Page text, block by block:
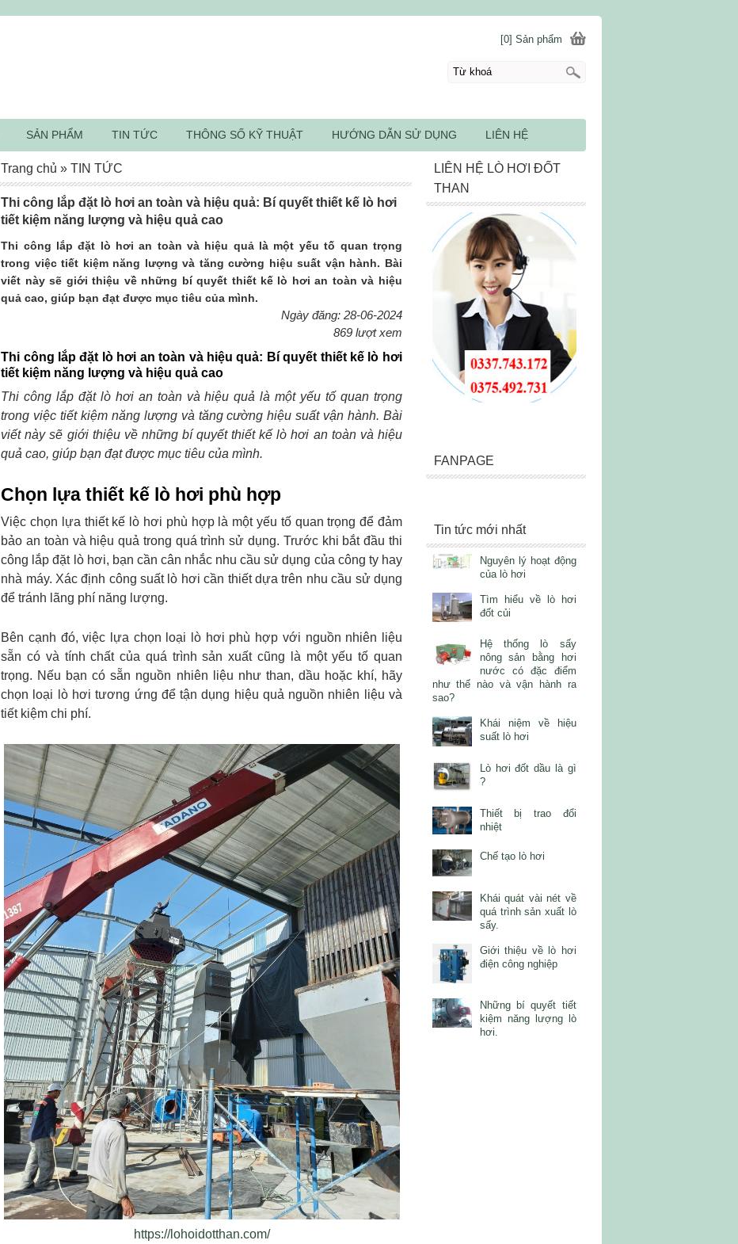
Thi công lắp đặt lò hơi an toàn và hiệu quả: Bí quyết thiết kế lò hơi
tiết kiệm năng lượng và hiệu quả cao
Thi công lắp đặt lò hơi an toàn và hiệu quả là một yếu tố quan trọng
trong việc tiết kiệm năng lượng và tăng cường hiệu suất vận hành. Bài
viết này sẽ giới thiệu về những bí quyết thiết kế lò hơi an toàn và hiệu
quả cao, giúp bạn đạt được mục tiêu của mình.
Ngày đăng: 28-06-2024
869 lượt xem
Thi công lắp đặt lò hơi an toàn và hiệu quả: Bí quyết thiết kế lò hơi
tiết kiệm năng lượng và hiệu quả cao
Thi công lắp đặt lò hơi an toàn và hiệu quả là một yếu tố quan trọng
trong việc tiết kiệm năng lượng và tăng cường hiệu suất vận hành. Bài
viết này sẽ giới thiệu về những bí quyết thiết kế lò hơi an toàn và hiệu
quả cao, giúp bạn đạt được mục tiêu của mình.
Chọn lựa thiết kế lò hơi phù hợp
Việc chọn lựa thiết kế lò hơi phù hợp là một yếu tố quan trọng để đảm
bảo an toàn và hiệu quả trong quá trình sử dụng. Trước khi bắt đầu thi
công lắp đặt lò hơi, bạn cần cân nhắc nhu cầu sử dụng của công ty hay
nhà máy. Xác định công suất lò hơi cần thiết dựa trên nhu cầu sử dụng
để tránh lãng phí năng lượng.
Bên cạnh đó, việc lựa chọn loại lò hơi phù hợp với nguồn nhiên liệu
sẵn có và tính chất của quá trình sản xuất cũng là một yếu tố quan
trọng. Nếu bạn có sẵn nguồn nhiên liệu như than, dầu hoặc khí, hãy
chọn loại lò hơi tương ứng để tận dụng hiệu quả nguồn nhiên liệu và
tiết kiệm chi phí.
https://lohoidotthan.com/
Trang chủ »TIN TỨC
LIÊN HỆ LÒ HƠI ĐỐT
THAN
FANPAGE
Tin tức mới nhất
Nguyên lý hoạt động
của lò hơi
Tìm hiểu về lò hơi
đốt củi
Hệ thống lò sấy
nông sản bằng hơi
nước có đặc điểm
như thế nào và vận hành ra
sao?
Khái niệm về hiệu
suất lò hơi
Lò hơi đốt dầu là gì
?
Thiết bị trao đổi
nhiệt
Chế tạo lò hơi
Khái quát vài nét về
quá trình sản xuất lò
sấy.
Giới thiệu về lò hơi
điện công nghiệp
Những bí quyết tiết
kiệm năng lượng lò
hơi.
[0] Sản phẩm
SẢN PHẨM TIN TỨC THÔNG SỐ KỸ THUẬT HƯỚNG DẪN SỬ DỤNG LIÊN HỆ